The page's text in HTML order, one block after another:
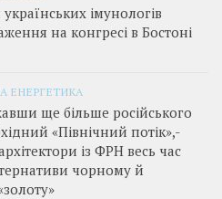
імунологів
на конгресі в Бостоні
ЕНЕРГЕТИКА
ще більше російського
«Північний потік»,­
із ФРН весь час
чорному й